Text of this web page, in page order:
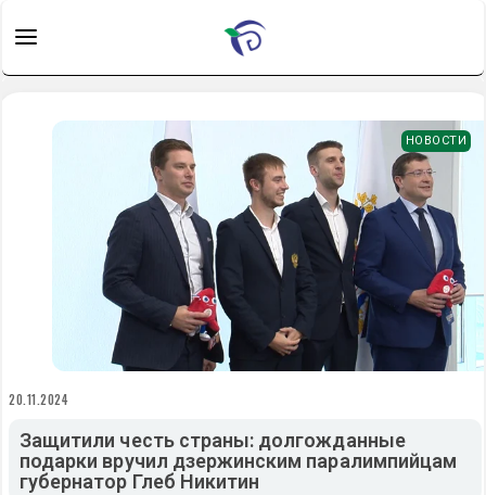
НОВОСТИ
20.11.2024
Защитили честь страны: долгожданные
подарки вручил дзержинским паралимпийцам
губернатор Глеб Никитин